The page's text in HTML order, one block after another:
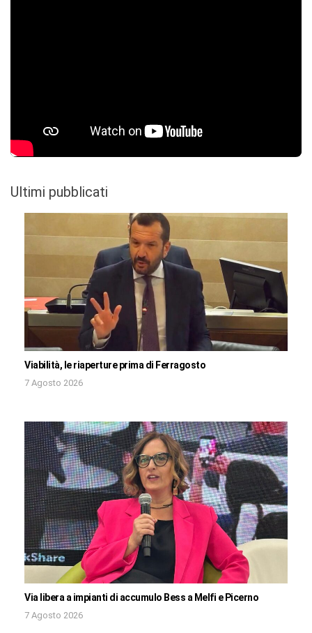
Ultimi pubblicati
Viabilità, le riaperture prima di Ferragosto
7 Agosto 2026
Via libera a impianti di accumulo Bess a Melfi e Picerno
7 Agosto 2026